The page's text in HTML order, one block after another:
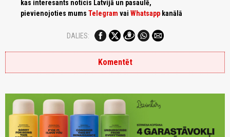
kas interesants noticis Latvijā un pasaulē,
pievienojoties mums Telegram vai Whatsapp kanālā
DALIES:
Komentēt